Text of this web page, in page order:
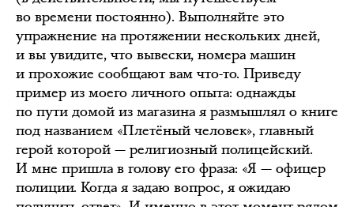
во времени постоянно). Выполняйте это
упражнение на протяжении нескольких дней,
и вы увидите, что вывески, номера машин
и прохожие сообщают вам что-то. Приведу
пример из моего личного опыта: однажды
по пути домой из магазина я размышлял о книге
под названием «Плетёный человек», главный
герой которой — религиозный полицейский.
И мне пришла в голову его фраза: «Я — офицер
полиции. Когда я задаю вопрос, я ожидаю